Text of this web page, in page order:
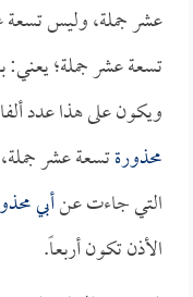
عشر جملة، وليس
تسعة عشر جملة؛ يعني:
ويكون على هذا عدد
محذورةتسعة عشر
التي جاءت عنأبي
الأذن تكون أربعاً.